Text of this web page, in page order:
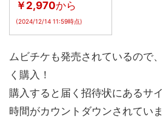
￥2,970から
(2024/12/14 11:59時点)
ムビチケも発売されているので
く購入！
購入すると届く招待状にあるサ
時間がカウントダウンされていま